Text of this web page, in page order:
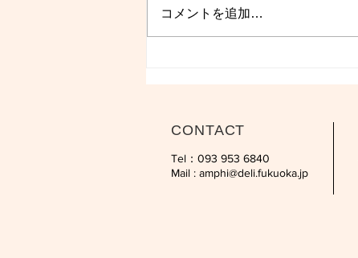
コメントを追加…
CONTACT
Tel：093 953 6840‬
Mail : amphi@deli.fukuoka.jp